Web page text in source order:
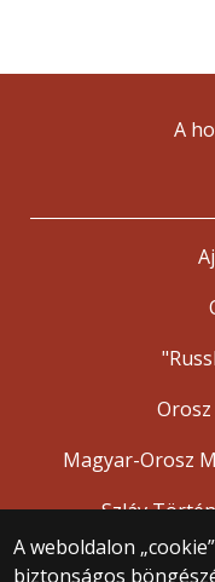
A weboldalon
biztonságos
A
Magyar-Orosz
Szláv